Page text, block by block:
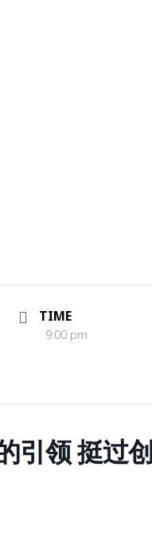
TIME
9:00 pm
引领 挺过